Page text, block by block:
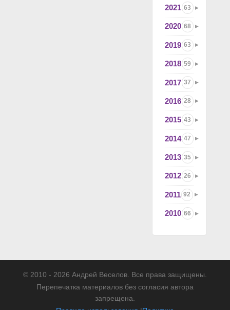
2021 63
2020 68
2019 63
2018 59
2017 37
2016 28
2015 43
2014 47
2013 35
2012 26
2011 92
2010 66
© 2010 - 2026 Андрей Веселов. Все права защищены.
Перепечатка материалов без согласия автора
запрещена.